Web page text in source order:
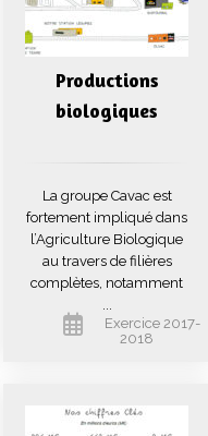
Productions
biologiques
La groupe Cavac est
fortement impliqué dans
l’Agriculture Biologique
au travers de filières
complètes, notamment
...
Exercice 2017-
2018